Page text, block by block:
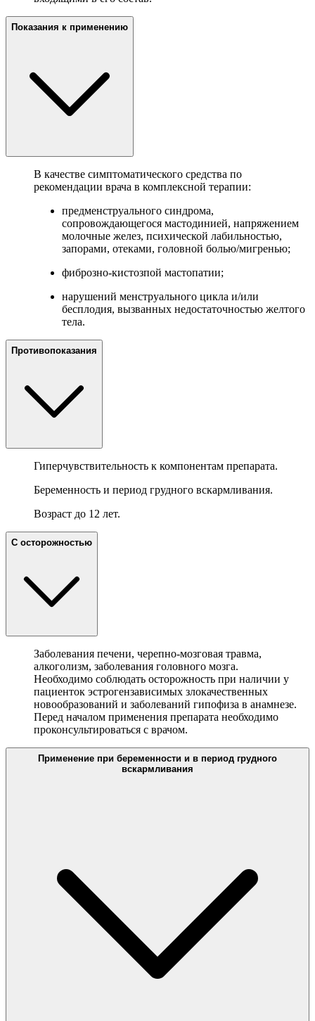
Показания к применению
В качестве симптоматического средства по
рекомендации врача в комплексной терапии:
предменструального синдрома,
сопровождающегося мастодинией, напряжением
молочные желез, психической лабильностью,
запорами, отеками, головной болью/мигренью;
фиброзно-кистозпой мастопатии;
нарушений менструального цикла и/или
бесплодия, вызванных недостаточностью желтого
тела.
Противопоказания
Гиперчувствительность к компонентам препарата.
Беременность и период грудного вскармливания.
Возраст до 12 лет.
С осторожностью
Заболевания печени, черепно-мозговая травма,
алкоголизм, заболевания головного мозга.
Необходимо соблюдать осторожность при наличии у
пациенток эстрогензависимых злокачественных
новообразований и заболеваний гипофиза в анамнезе.
Перед началом применения препарата необходимо
проконсультироваться с врачом.
Применение при беременности и в период грудного
вскармливания